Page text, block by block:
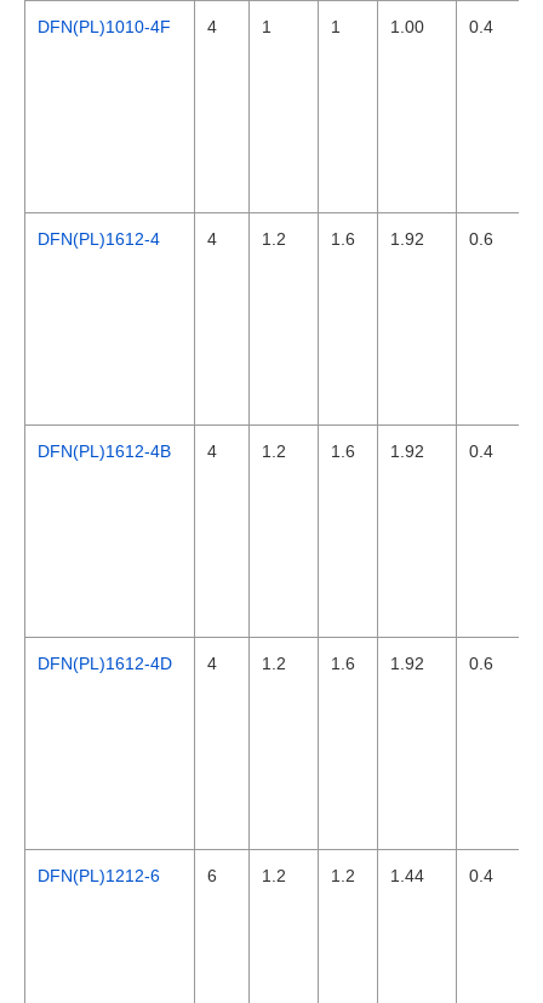
DFN(PL)1010-4F 4 1 1 1.00 0.4
DFN(PL)1612-4 4 1.2 1.6 1.92 0.6
DFN(PL)1612-4B 4 1.2 1.6 1.92 0.4
DFN(PL)1612-4D 4 1.2 1.6 1.92 0.6
DFN(PL)1212-6 6 1.2 1.2 1.44 0.4